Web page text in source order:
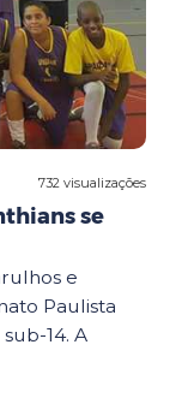
732 visualizações
se
e
Paulista
14. A